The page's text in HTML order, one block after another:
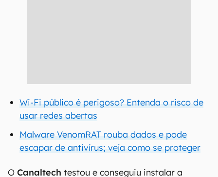
Wi-Fi público é perigoso? Entenda o risco de
usar redes abertas
Malware VenomRAT rouba dados e pode
escapar de antivírus; veja como se proteger
O Canaltech testou e conseguiu instalar a